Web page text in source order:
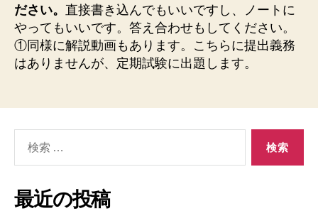
ださい。 直接書き込んでもいいですし、ノートに
やってもいいです。答え合わせもしてください。
①同様に解説動画もあります。こちらに提出義務
はありませんが、定期試験に出題します。
象:
最近の投稿